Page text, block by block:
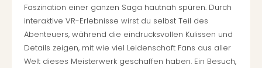
Faszination einer ganzen Saga hautnah spüren. Durch
interaktive VR-Erlebnisse wirst du selbst Teil des
Abenteuers, während die eindrucksvollen Kulissen und
Details zeigen, mit wie viel Leidenschaft Fans aus aller
Welt dieses Meisterwerk geschaffen haben. Ein Besuch,